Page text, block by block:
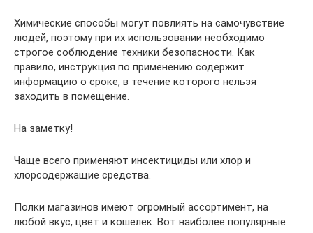
Химические способы могут повлиять на самочувствие
людей, поэтому при их использовании необходимо
строгое соблюдение техники безопасности. Как
правило, инструкция по применению содержит
информацию о сроке, в течение которого нельзя
заходить в помещение.
На заметку!
Чаще всего применяют инсектициды или хлор и
хлорсодержащие средства.
Полки магазинов имеют огромный ассортимент, на
любой вкус, цвет и кошелек. Вот наиболее популярные